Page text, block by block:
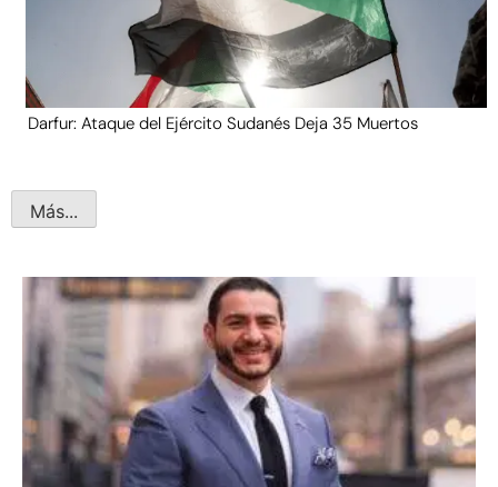
Darfur: Ataque del Ejército Sudanés Deja 35 Muertos
Más...